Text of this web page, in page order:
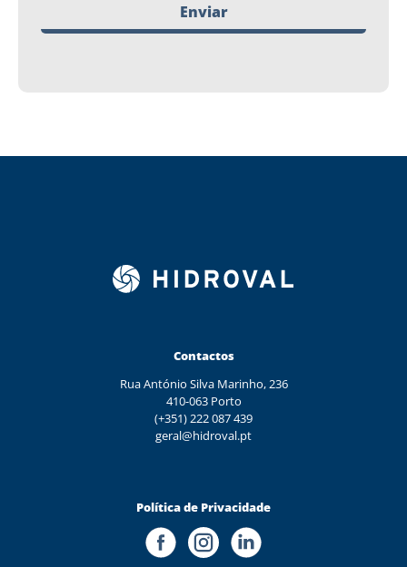
Enviar
Contactos
Rua António Silva Marinho, 236
410-063 Porto
(+351) 222 087 439
geral@hidroval.pt
Política de Privacidade